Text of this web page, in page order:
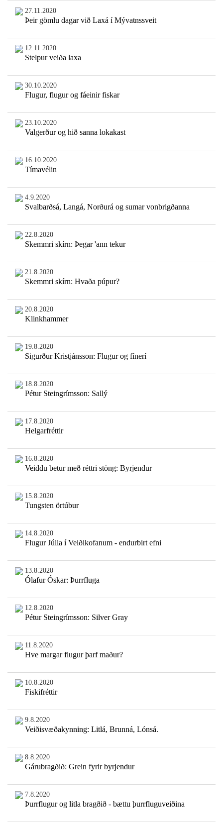
27.11.2020
Þeir gömlu dagar við Laxá í Mývatnssveit
12.11.2020
Stelpur veiða laxa
30.10.2020
Flugur, flugur og fáeinir fiskar
23.10.2020
Valgerður og hið sanna lokakast
16.10.2020
Tímavélin
4.9.2020
Svalbarðsá, Langá, Norðurá og sumar vonbrigðanna
22.8.2020
Skemmri skírn: Þegar 'ann tekur
21.8.2020
Skemmri skírn: Hvaða púpur?
20.8.2020
Klinkhammer
19.8.2020
Sigurður Kristjánsson: Flugur og fínerí
18.8.2020
Pétur Steingrímsson: Sallý
17.8.2020
Helgarfréttir
16.8.2020
Veiddu betur með réttri stöng: Byrjendur
15.8.2020
Tungsten örtúbur
14.8.2020
Flugur Júlla í Veiðikofanum - endurbirt efni
13.8.2020
Ólafur Óskar: Þurrfluga
12.8.2020
Pétur Steingrímsson: Silver Gray
11.8.2020
Hve margar flugur þarf maður?
10.8.2020
Fiskifréttir
9.8.2020
Veiðisvæðakynning: Litlá, Brunná, Lónsá.
8.8.2020
Gárubragðið: Grein fyrir byrjendur
7.8.2020
Þurrflugur og litla bragðið - bættu þurrfluguveiðina